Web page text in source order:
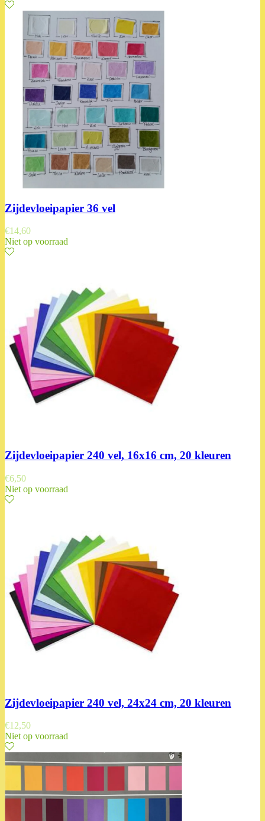
Zijdevloeipapier 36 vel
€14,60
Niet op voorraad
Zijdevloeipapier 240 vel, 16x16 cm, 20 kleuren
€6,50
Niet op voorraad
Zijdevloeipapier 240 vel, 24x24 cm, 20 kleuren
€12,50
Niet op voorraad